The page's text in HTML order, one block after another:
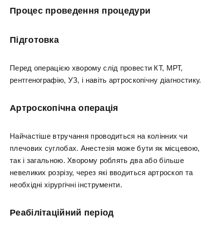
Процес проведення процедури
Підготовка
Перед операцією хворому слід провести КТ, МРТ,
рентгенографію, УЗ, і навіть артроскопічну діагностику.
Артроскопічна операція
Найчастіше втручання проводиться на колінних чи
плечових суглобах. Анестезія може бути як місцевою,
так і загальною. Хворому роблять два або більше
невеликих розрізу, через які вводиться артроскоп та
необхідні хірургічні інструменти.
Реабілітаційний період